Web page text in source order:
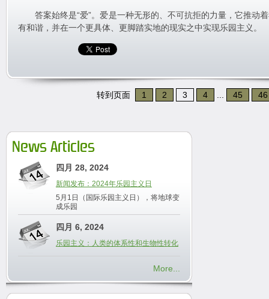
答案始终是“爱”。爱是一种无形的、不可抗拒的力量，它推动
有和谐，并在一个更具体、更脚踏实地的现实之中实现乐园主义。
转到页面 1 2 3 4 45 46
News Articles
四月 28, 2024
新闻发布：2024年乐园主义日
5月1日（国际乐园主义日），将地球变
成乐园
四月 6, 2024
乐园主义：人类的体系性和生物性转化
More...